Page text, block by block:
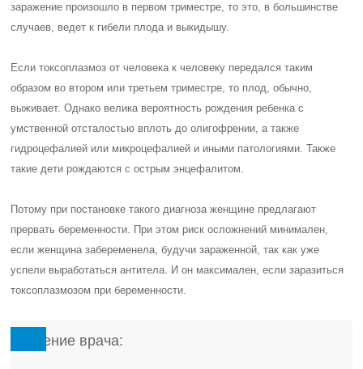
заражение произошло в первом триместре, то это, в большинстве
случаев, ведет к гибели плода и выкидышу.
Если токсоплазмоз от человека к человеку передался таким
образом во втором или третьем триместре, то плод, обычно,
выживает. Однако велика вероятность рождения ребенка с
умственной отсталостью вплоть до олигофрении, а также
гидроцефалией или микроцефалией и иными патологиями. Также
такие дети рождаются с острым энцефалитом.
Потому при постановке такого диагноза женщине предлагают
прервать беременности. При этом риск осложнений минимален,
если женщина забеременела, будучи зараженной, так как уже
успели выработаться антитела. И он максимален, если заразиться
токсоплазмозом при беременности.
Мнение врача: